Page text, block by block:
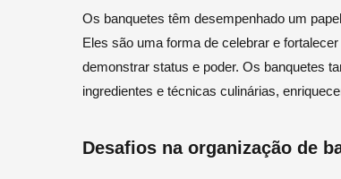
Os banquetes têm desempenhado um
Eles são uma forma de celebrar e
demonstrar status e poder. Os banquetes
ingredientes e técnicas culinárias,
Desafios na organização de